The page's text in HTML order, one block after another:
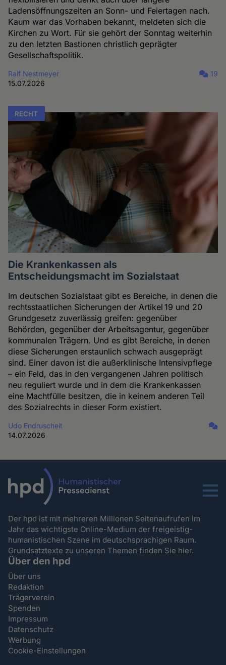
Ladensöffnungszeiten an Sonn- und Feiertagen nach.
Kaum war das Vorhaben bekannt, meldeten sich die
Kirchen zu Wort. Für sie gehört der Sonntag weiterhin
zu den letzten Bastionen christlich geprägter
Gesellschaftspolitik.
Ralf Nestmeyer
15.07.2026
19
RECHT
Die Krankenkassen als
Entscheidungsmacht im Sozialstaat
Im deutschen Sozialstaat gibt es Bereiche, in denen die
rechtsstaatlichen Sicherungen der Artikel 19 und 20
Grundgesetz zuverlässig greifen: gegenüber
Behörden, gegenüber der Arbeitsagentur, gegenüber
kommunalen Trägern. Und es gibt Bereiche, in denen
diese Sicherungen erstaunlich schwach ausgeprägt
sind. Einer davon ist die außerklinische Intensivpflege
– ein Feld, das in den vergangenen Jahren politisch
neu reguliert wurde und in dem die Krankenkassen
eine Machtfülle besitzen, die in keinem anderen Teil
des Sozialrechts in dieser Form existiert.
Udo Endruscheit
14.07.2026
Menu
Der hpd ist mit mehreren Millionen Seitenaufrufen im
Jahr das wichtigste Online-Medium der freigeistig-
humanistischen Szene im deutschsprachigen Raum.
Grundsatztexte zu unseren Themenfinden Sie hier.
Über den hpd
Über uns
Redaktion
Trägerverein
Spenden
Impressum
Datenschutz
Werbung
Cookie-Einstellungen